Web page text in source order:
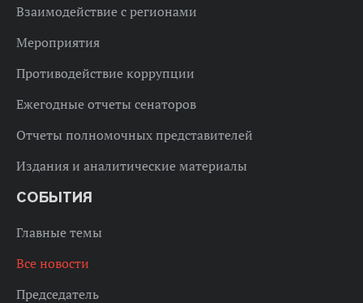
Взаимодействие с регионами
Мероприятия
Противодействие коррупции
Ежегодные отчеты сенаторов
Отчеты полномочных представителей
Издания и аналитические материалы
СОБЫТИЯ
Главные темы
Все новости
Председатель